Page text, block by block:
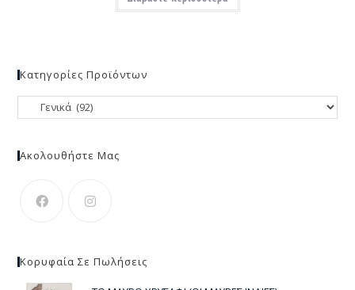
Κατηγορίες Προϊόντων
Ακολουθήστε Μας
Κορυφαία Σε Πωλήσεις